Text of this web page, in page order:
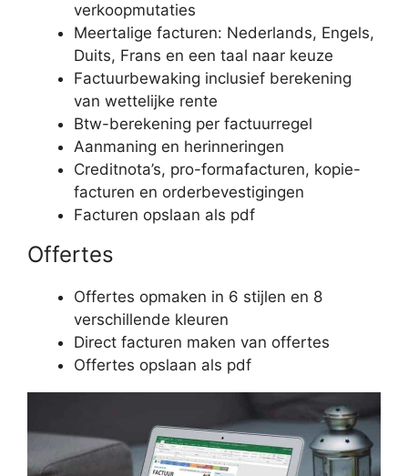
verkoopmutaties
Meertalige facturen: Nederlands, Engels,
Duits, Frans en een taal naar keuze
Factuurbewaking inclusief berekening
van wettelijke rente
Btw-berekening per factuurregel
Aanmaning en herinneringen
Creditnota’s, pro-formafacturen, kopie-
facturen en order­bevestigingen
Facturen opslaan als pdf
Offertes
Offertes opmaken in 6 stijlen en 8
verschillende kleuren
Direct facturen maken van offertes
Offertes opslaan als pdf